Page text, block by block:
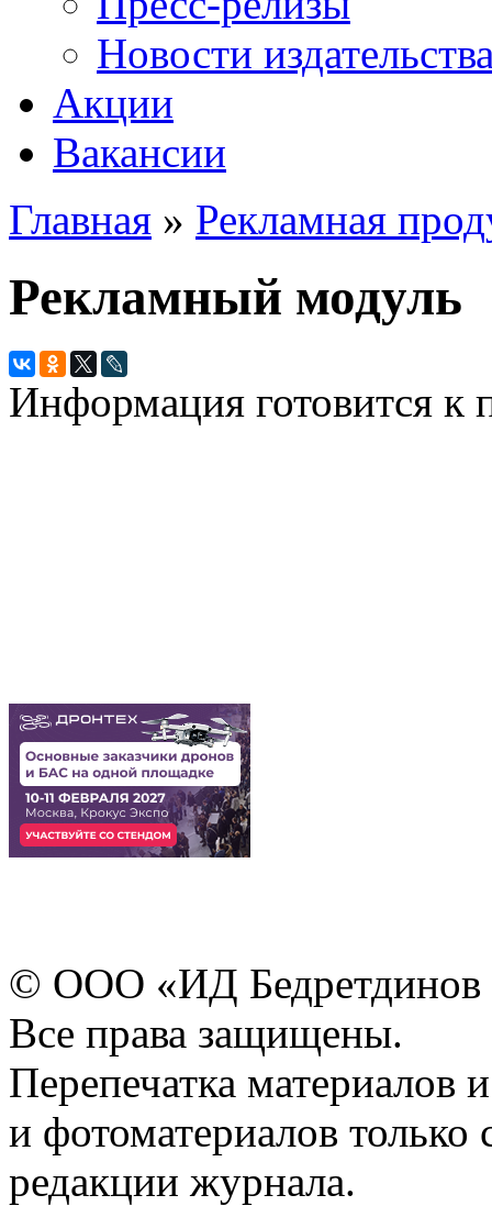
Новости
Акции
Вакансии
Вы здесь
Главная » Рекламная
Рекламный модуль
Информация готовится к
© ООО «ИД
Все права защищены.
Перепечатка материалов
и фотоматериалов
редакции журнала.